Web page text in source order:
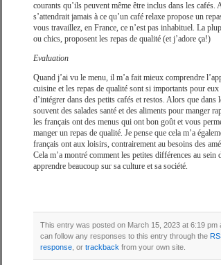
courants qu’ils peuvent même être inclus dans les
s’attendrait jamais à ce qu’un café relaxe propose un
vous travaillez, en France, ce n’est pas inhabituel. La
ou chics, proposent les repas de qualité (et j’adore ça!)
Evaluation
Quand j’ai vu le menu, il m’a fait mieux comprendre
cuisine et les repas de qualité sont si importants pour
d’intégrer dans des petits cafés et restos. Alors que dans
souvent des salades santé et des aliments pour manger
les français ont des menus qui ont bon goût et vous
manger un repas de qualité. Je pense que cela m’a
français ont aux loisirs, contrairement au besoins des
Cela m’a montré comment les petites différences au sein
apprendre beaucoup sur sa culture et sa société.
This entry was posted on March 15, 2023 at 6:19 pm
can follow any responses to this entry through the
response , or trackback from your own site.